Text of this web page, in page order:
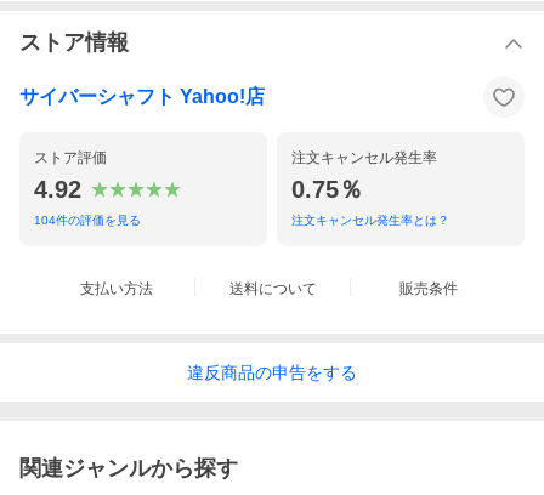
ストア情報
サイバーシャフト Yahoo!店
ストア評価
4.92
104件の評価を見る
注文キャンセル発生率
0.75％
注文キャンセル発生率とは？
支払い方法 送料について 販売条件
違反商品の申告をする
関連ジャンルから探す